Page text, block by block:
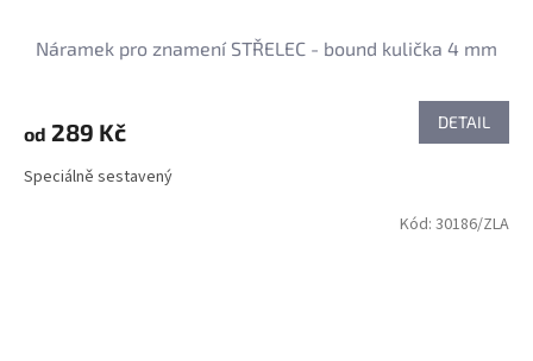
Náramek pro znamení STŘELEC - bound kulička 4 mm
od 289 Kč DETAIL
Speciálně sestavený
Kód: 30186/ZLA